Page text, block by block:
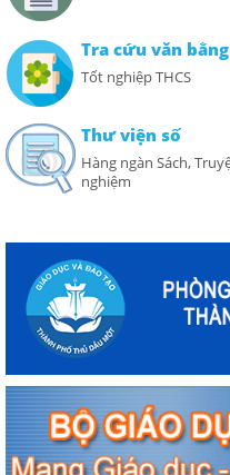
Tra cứu văn bằng
Tốt nghiệp THCS
Thư viện số
Hàng ngàn Sách,
nghiệm